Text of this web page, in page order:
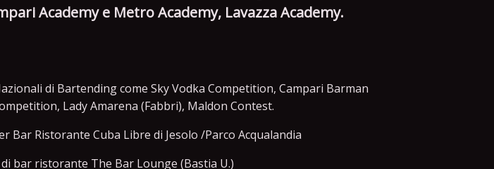
Academy e Metro Academy, Lavazza Academy.
di Bartending come Sky Vodka Competition, Campari Barman
Lady Amarena (Fabbri), Maldon Contest.
Bar Ristorante Cuba Libre di Jesolo /Parco Acqualandia
bar ristorante The Bar Lounge (Bastia U.)